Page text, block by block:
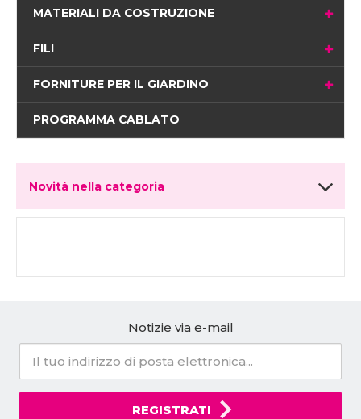
MATERIALI DA COSTRUZIONE
FILI
FORNITURE PER IL GIARDINO
PROGRAMMA CABLATO
Novità nella categoria
Notizie via e-mail
REGISTRATI